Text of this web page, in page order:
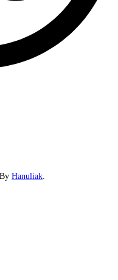
Hanuliak